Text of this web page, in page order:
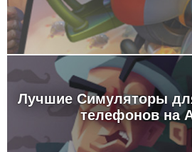
Лучшие Симуляторы
телефонов на